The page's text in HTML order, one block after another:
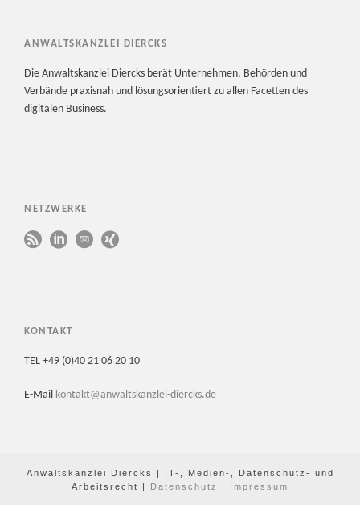
ANWALTSKANZLEI DIERCKS
Die Anwaltskanzlei Diercks berät Unternehmen, Behörden und
Verbände praxisnah und lösungsorientiert zu allen Facetten des
digitalen Business.
NETZWERKE
KONTAKT
TEL +49 (0)40 21 06 20 10
E-Mail kontakt@anwaltskanzlei-diercks.de
Anwaltskanzlei Diercks | IT-, Medien-, Datenschutz- und
Arbeitsrecht | Datenschutz | Impressum